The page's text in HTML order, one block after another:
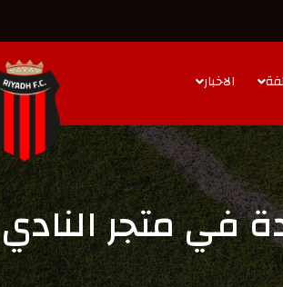
الاخبار
في متجر النادي